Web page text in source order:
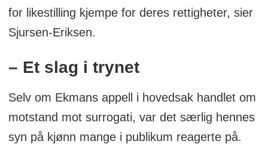
for likestilling kjempe for deres rettigheter, sier
Sjursen-Eriksen.
– Et slag i trynet
Selv om Ekmans appell i hovedsak handlet om
motstand mot surrogati, var det særlig hennes
syn på kjønn mange i publikum reagerte på.